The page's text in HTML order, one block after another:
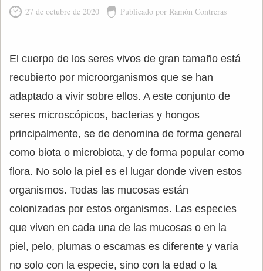
27 de octubre de 2020 Publicado por Ramón Contreras
El cuerpo de los seres vivos de gran tamaño está
recubierto por microorganismos que se han
adaptado a vivir sobre ellos. A este conjunto de
seres microscópicos, bacterias y hongos
principalmente, se de denomina de forma general
como biota o microbiota, y de forma popular como
flora. No solo la piel es el lugar donde viven estos
organismos. Todas las mucosas están
colonizadas por estos organismos. Las especies
que viven en cada una de las mucosas o en la
piel, pelo, plumas o escamas es diferente y varía
no solo con la especie, sino con la edad o la